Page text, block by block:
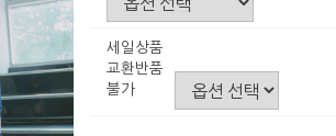
세일상품
교환반품
불가